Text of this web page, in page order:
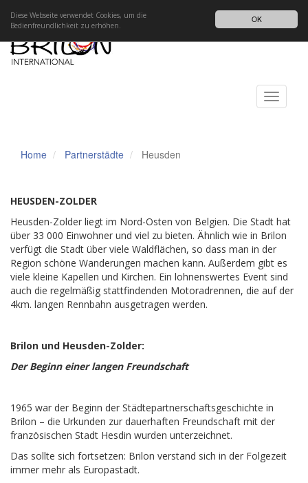
OK
Diese Webseite verwendet Cookies, um die
Bedienfreundlichkeit zu erhöhen.
DE
Impressum Datenschutz
Toggle
Home Partnerstädte Heusden
HEUSDEN-ZOLDER
Heusden-Zolder liegt im Nord-Osten von Belgien. Die Stadt hat
über 33 000 Einwohner und viel zu bieten. Ähnlich wie in Brilon
verfügt die Stadt über viele Waldflächen, so dass man in der
Region schöne Wanderungen machen kann. Außerdem gibt es
viele kleine Kapellen und Kirchen. Ein lohnenswertes Event sind
auch die regelmäßig stattfindenden Motoradrennen, die auf der
4km. langen Rennbahn ausgetragen werden.
Brilon und Heusden-Zolder:
Der Beginn einer langen Freundschaft
1965 war der Beginn der Städtepartnerschaftsgeschichte in
Brilon – die Urkunden zur dauerhaften Freundschaft mit der
französischen Stadt Hesdin wurden unterzeichnet.
Das sollte sich fortsetzen: Brilon verstand sich in der Folgezeit
immer mehr als Europastadt.